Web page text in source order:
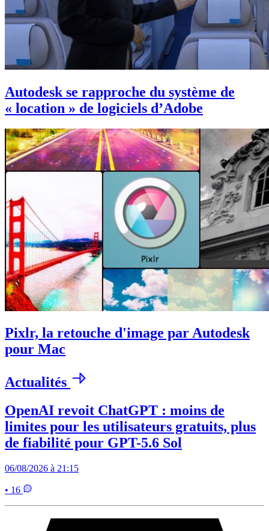
Autodesk se rapproche du système de
« location » de logiciels d’Adobe
Pixlr, la retouche d'image par Autodesk
pour Mac
Actualités
OpenAI revoit ChatGPT : moins de
limites pour les utilisateurs gratuits, plus
de fiabilité pour GPT-5.6 Sol
06/08/2026 à 21:15
• 16